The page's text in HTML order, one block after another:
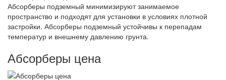
Абсорберы подземный минимизируют занимаемое
пространство и подходят для установки в условиях плотной
застройки. Абсорберы подземный устойчивы к перепадам
температур и внешнему давлению грунта.
Абсорберы цена